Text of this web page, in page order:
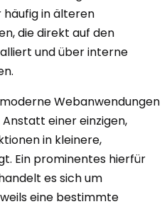
häufig in älteren
die direkt auf den
und über interne
Webanwendungen
einer einzigen,
in kleinere,
Ein prominentes hierfür
es sich um
eine bestimmte